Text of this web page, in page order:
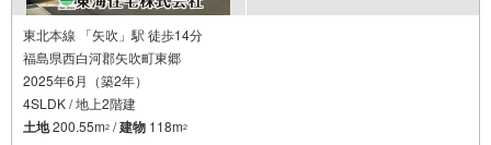
受
け
取
る
・
条
東北本線 「矢吹」駅 徒歩14分
福島県西白河郡矢吹町東郷
2025年6月（築2年）
4SLDK / 地上2階建
土地200.55m2 /建物 118m2